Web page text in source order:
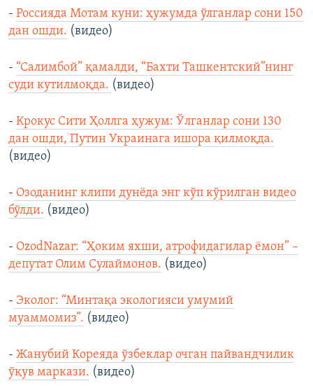
- Россияда Мотам куни: ҳужумда ўлганлар сони 150
дан ошди. (видео)
- “Салимбой” қамалди, “Бахти Ташкентский”нинг
суди кутилмоқда. (видео)
- Крокус Сити Ҳоллга ҳужум: Ўлганлар сони 130
дан ошди, Путин Украинага ишора қилмоқда.
(видео)
- Озоданинг клипи дунёда энг кўп кўрилган видео
бўлди. (видео)
- OzodNazar: “Ҳоким яхши, атрофидагилар ёмон” –
депутат Олим Сулаймонов. (видео)
- Эколог: “Минтақа экологияси умумий
муаммомиз”. (видео)
- Жанубий Кореяда ўзбеклар очган пайвандчилик
ўқув маркази. (видео)